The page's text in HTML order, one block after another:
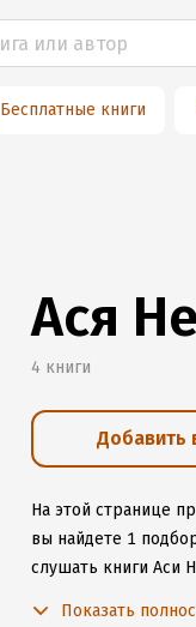
Бесплатные книги
Ася
4 книги
Добавить
На этой странице
вы найдете 1
слушать книги Аси
Показать